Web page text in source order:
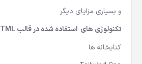
و بسیاری مزایای دیگر
تکنولوژی های استفاده شده در قالب HTML شخصی مورکس
کتابخانه ها